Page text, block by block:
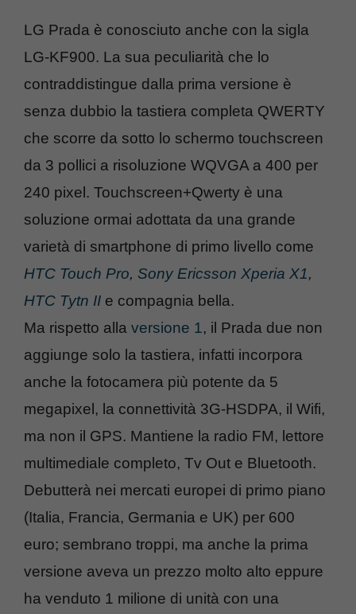
LG Prada è conosciuto anche con la sigla
LG-KF900. La sua peculiarità che lo
contraddistingue dalla prima versione è
senza dubbio la tastiera completa QWERTY
che scorre da sotto lo schermo touchscreen
da 3 pollici a risoluzione WQVGA a 400 per
240 pixel. Touchscreen+Qwerty è una
soluzione ormai adottata da una grande
varietà di smartphone di primo livello come
HTC Touch Pro, Sony Ericsson Xperia X1,
HTC Tytn II e compagnia bella.
Ma rispetto alla versione 1, il Prada due non
aggiunge solo la tastiera, infatti incorpora
anche la fotocamera più potente da 5
megapixel, la connettività 3G-HSDPA, il Wifi,
ma non il GPS. Mantiene la radio FM, lettore
multimediale completo, Tv Out e Bluetooth.
Debutterà nei mercati europei di primo piano
(Italia, Francia, Germania e UK) per 600
euro; sembrano troppi, ma anche la prima
versione aveva un prezzo molto alto eppure
ha venduto 1 milione di unità con una